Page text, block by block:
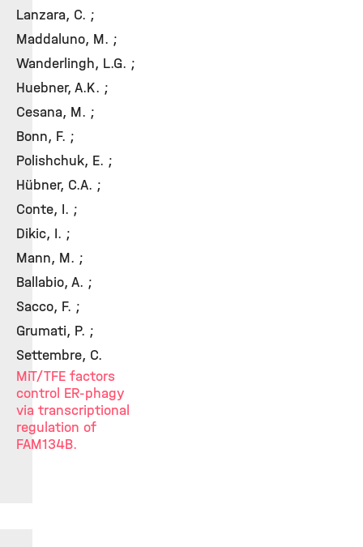
Lanzara, C. ;
Maddaluno, M. ;
Wanderlingh, L.G. ;
Huebner, A.K. ;
Cesana, M. ;
Bonn, F. ;
Polishchuk, E. ;
Hübner, C.A. ;
Conte, I. ;
Dikic, I. ;
Mann, M. ;
Ballabio, A. ;
Sacco, F. ;
Grumati, P. ;
Settembre, C.
MiT/TFE factors
control ER-phagy
via transcriptional
regulation of
FAM134B.